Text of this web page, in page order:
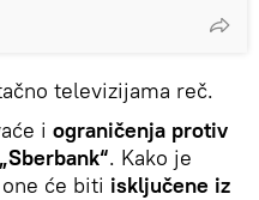
televizijama reč.
i ograničenja protiv
. Kako je
će biti isključene iz